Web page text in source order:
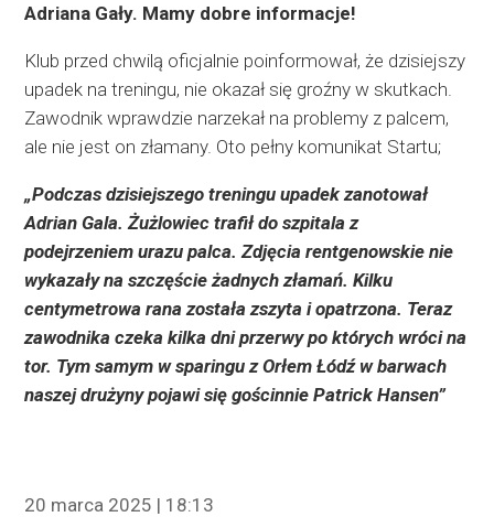
Adriana Gały. Mamy dobre informacje!
Klub przed chwilą oficjalnie poinformował, że dzisiejszy
upadek na treningu, nie okazał się groźny w skutkach.
Zawodnik wprawdzie narzekał na problemy z palcem,
ale nie jest on złamany. Oto pełny komunikat Startu;
„Podczas dzisiejszego treningu upadek zanotował
Adrian Gala. Żużlowiec trafił do szpitala z
podejrzeniem urazu palca. Zdjęcia rentgenowskie nie
wykazały na szczęście żadnych złamań. Kilku
centymetrowa rana została zszyta i opatrzona. Teraz
zawodnika czeka kilka dni przerwy po których wróci na
tor. Tym samym w sparingu z Orłem Łódź w barwach
naszej drużyny pojawi się gościnnie Patrick Hansen”
20 marca 2025 | 18:13